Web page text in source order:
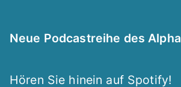
Neue Podcastreihe des
Hören Sie hinein auf Spotify!